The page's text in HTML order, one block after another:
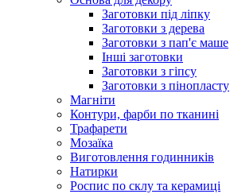
Заготовки під ліпку
Заготовки з дерева
Заготовки з пап'є маше
Інші заготовки
Заготовки з гіпсу
Заготовки з пінопласту
Магніти
Контури, фарби по тканині
Трафарети
Мозаїка
Виготовлення годинників
Натирки
Роспис по склу та керамиці